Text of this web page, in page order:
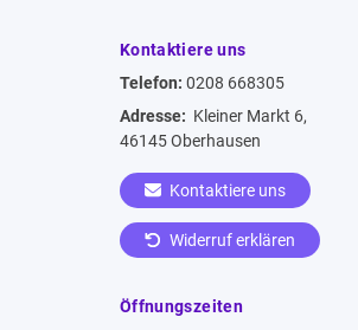
Kontaktiere uns
Telefon: 0208 668305
Adresse: Kleiner Markt 6,
46145 Oberhausen
Kontaktiere uns
Widerruf erklären
Öffnungszeiten